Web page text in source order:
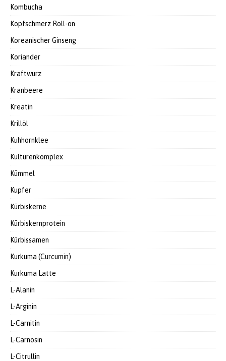
Kombucha
Kopfschmerz Roll-on
Koreanischer Ginseng
Koriander
Kraftwurz
Kranbeere
Kreatin
Krillöl
Kuhhornklee
Kulturenkomplex
Kümmel
Kupfer
Kürbiskerne
Kürbiskernprotein
Kürbissamen
Kurkuma (Curcumin)
Kurkuma Latte
L-Alanin
L-Arginin
L-Carnitin
L-Carnosin
L-Citrullin